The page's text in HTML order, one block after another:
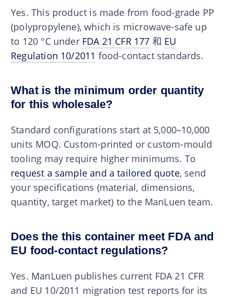
Yes. This product is made from food-grade PP
(polypropylene), which is microwave-safe up
to 120 °C under FDA 21 CFR 177 和 EU
Regulation 10/2011 food-contact standards.
What is the minimum order quantity
for this wholesale?
Standard configurations start at 5,000–10,000
units MOQ. Custom-printed or custom-mould
tooling may require higher minimums. To
request a sample and a tailored quote, send
your specifications (material, dimensions,
quantity, target market) to the ManLuen team.
Does the this container meet FDA and
EU food-contact regulations?
Yes. ManLuen publishes current FDA 21 CFR
and EU 10/2011 migration test reports for its